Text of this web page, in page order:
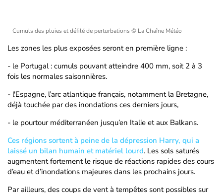
Cumuls des pluies et défilé de perturbations © La Chaîne Météo
Les zones les plus exposées seront en première ligne :
- le Portugal : cumuls pouvant atteindre 400 mm, soit 2 à 3
fois les normales saisonnières.
- l'Espagne, l’arc atlantique français, notamment la Bretagne,
déjà touchée par des inondations ces derniers jours,
- le pourtour méditerranéen jusqu’en Italie et aux Balkans.
Ces régions sortent à peine de la dépression Harry, qui a
laissé un bilan humain et matériel lourd. Les sols saturés
augmentent fortement le risque de réactions rapides des cours
d’eau et d’inondations majeures dans les prochains jours.
Par ailleurs, des coups de vent à tempêtes sont possibles sur